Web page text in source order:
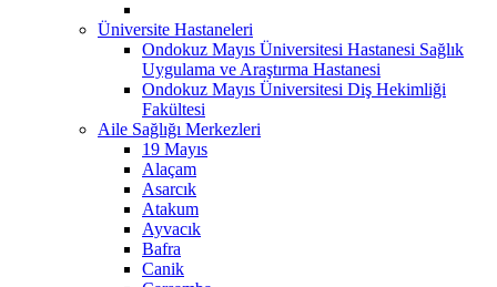
Üniversite Hastaneleri
Ondokuz Mayıs Üniversitesi Hastanesi Sağlık
Uygulama ve Araştırma Hastanesi
Ondokuz Mayıs Üniversitesi Diş Hekimliği
Fakültesi
Aile Sağlığı Merkezleri
19 Mayıs
Alaçam
Asarcık
Atakum
Ayvacık
Bafra
Canik